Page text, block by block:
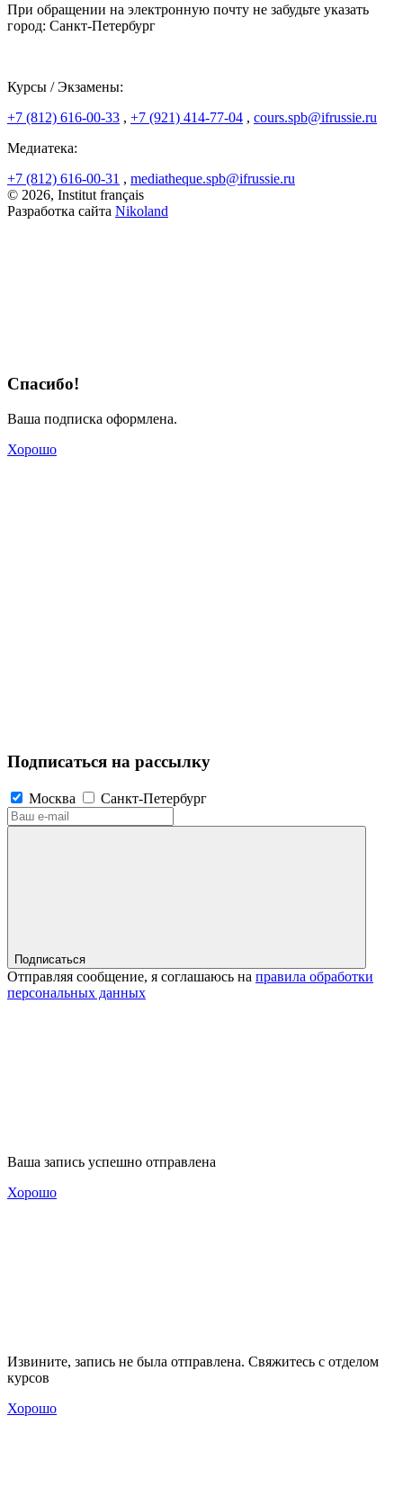
При обращении на электронную почту не забудьте указать
город: Санкт-Петербург
Курсы / Экзамены:
+7 (812) 616-00-33 , +7 (921) 414-77-04 , cours.spb@ifrussie.ru
Медиатека:
+7 (812) 616-00-31 , mediatheque.spb@ifrussie.ru
© 2026, Institut français
Разработка сайта Nikoland
Спасибо!
Ваша подписка оформлена.
Хорошо
Подписаться на рассылку
Москва Санкт-Петербург
Подписаться
Отправляя сообщение, я соглашаюсь на правила обработки
персональных данных
Ваша запись успешно отправлена
Хорошо
Извините, запись не была отправлена. Свяжитесь с отделом
курсов
Хорошо